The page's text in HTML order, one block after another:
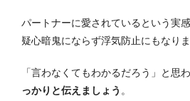
パートナーに愛されているという実
疑心暗鬼にならず浮気防止にもなりま
「言わなくてもわかるだろう」と思わ
っかりと伝えましょう 。